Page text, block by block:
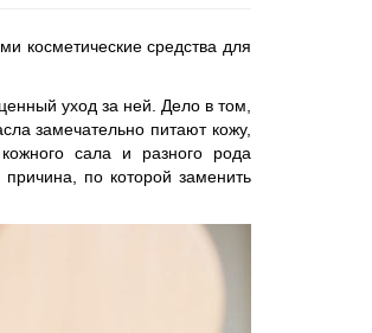
косметические средства для
уход за ней. Дело в том,
замечательно питают кожу,
сала и разного рода
причина, по которой заменить